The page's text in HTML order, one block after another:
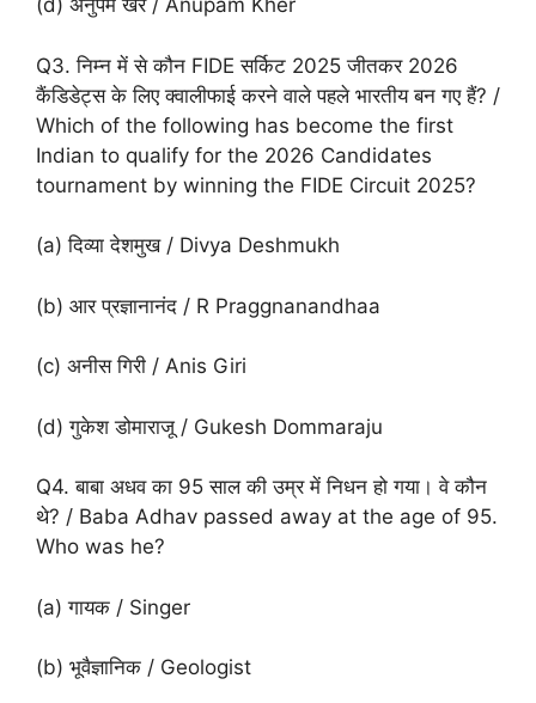
(d) अनुपम खेर / Anupam Kher
Q3. निम्न में से कौन FIDE सर्किट 2025 जीतकर 2026
कैंडिडेट्स के लिए क्वालीफाई करने वाले पहले भारतीय बन गए हैं? /
Which of the following has become the first
Indian to qualify for the 2026 Candidates
tournament by winning the FIDE Circuit 2025?
(a) दिव्या देशमुख / Divya Deshmukh
(b) आर प्रज्ञानानंद / R Praggnanandhaa
(c) अनीस गिरी / Anis Giri
(d) गुकेश डोमाराजू / Gukesh Dommaraju
Q4. बाबा अधव का 95 साल की उम्र में निधन हो गया। वे कौन
थे? / Baba Adhav passed away at the age of 95.
Who was he?
(a) गायक / Singer
(b) भूवैज्ञानिक / Geologist